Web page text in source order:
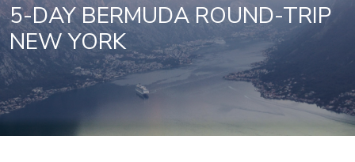
5-DAY BERMUDA ROUND-TRIP
NEW YORK